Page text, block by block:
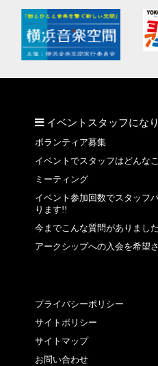
イベントスタッフにな
ボランティア募集
イベントでスタッフはどんな
ミーティング
イベント参加回数でスタッフ
ります!!
今までこんな質問がありまし
アークシップへの入会を希望
プライバシーポリシー
サイトポリシー
サイトマップ
お問い合わせ